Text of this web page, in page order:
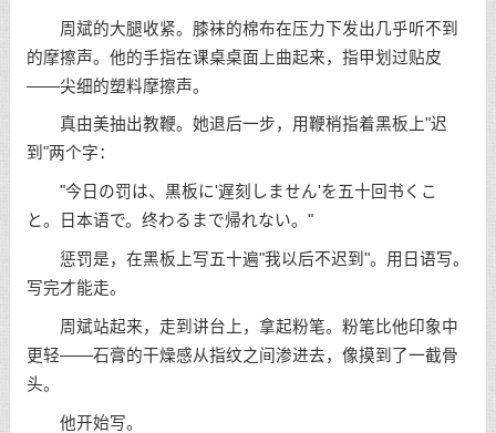
周斌的大腿收紧。膝袜的棉布在压力下发出几乎听不到
的摩擦声。他的手指在课桌桌面上曲起来，指甲划过贴皮
——尖细的塑料摩擦声。
真由美抽出教鞭。她退后一步，用鞭梢指着黑板上"迟
到"两个字：
"今日の罚は、黒板に'遅刻しません'を五十回书くこ
と。日本语で。终わるまで帰れない。"
惩罚是，在黑板上写五十遍"我以后不迟到"。用日语写。
写完才能走。
周斌站起来，走到讲台上，拿起粉笔。粉笔比他印象中
更轻——石膏的干燥感从指纹之间渗进去，像摸到了一截骨
头。
他开始写。